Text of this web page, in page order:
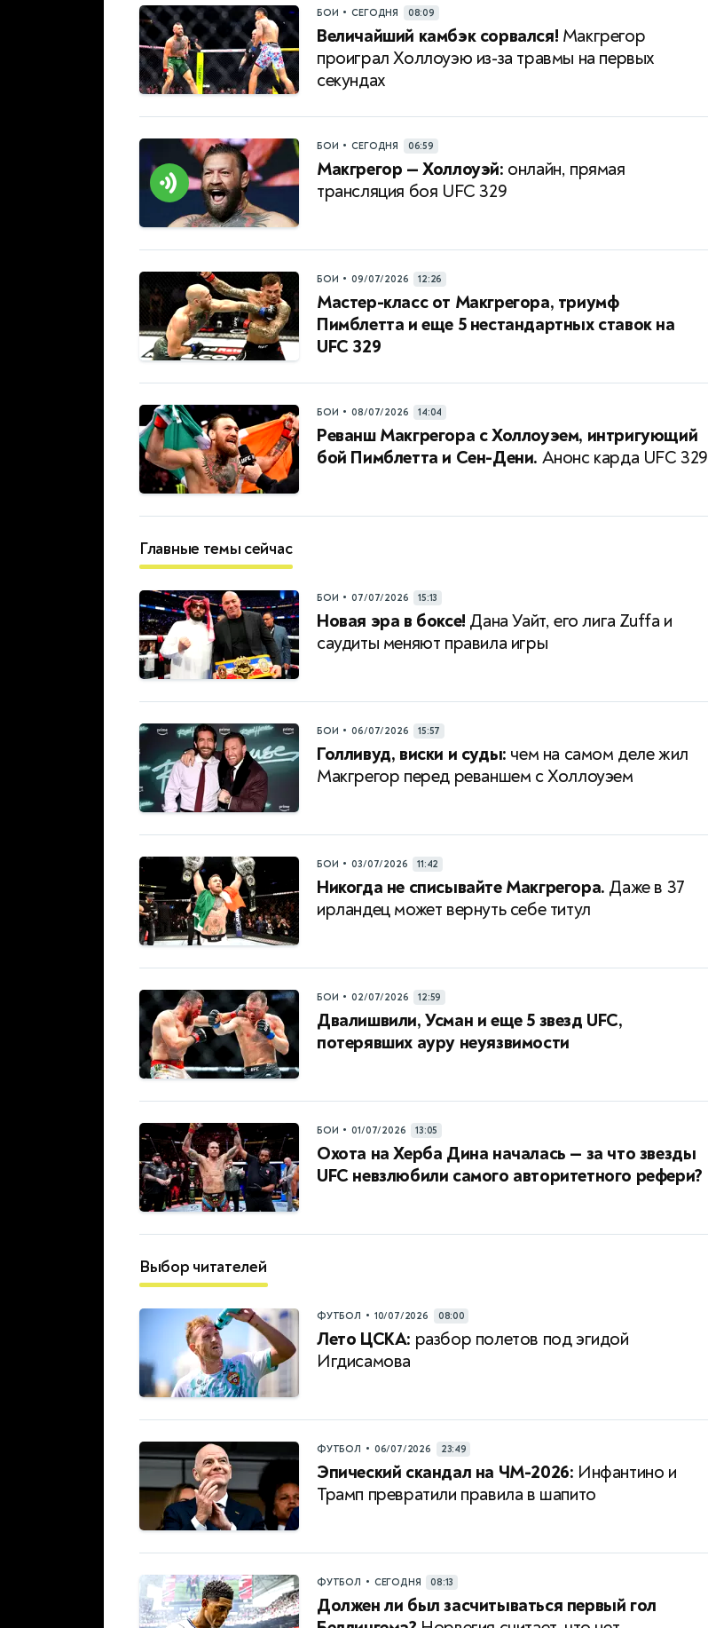
БОИ • СЕГОДНЯ 08:09
Величайший камбэк сорвался! Макгрегор
проиграл Холлоуэю из-за травмы на первых
секундах
БОИ • СЕГОДНЯ 06:59
Макгрегор — Холлоуэй: онлайн, прямая
трансляция боя UFC 329
БОИ • 09/07/2026 12:26
Мастер-класс от Макгрегора, триумф
Пимблетта и еще 5 нестандартных ставок на
UFC 329
БОИ • 08/07/2026 14:04
Реванш Макгрегора с Холлоуэем, интригующий
бой Пимблетта и Сен-Дени. Анонс карда UFC 329
Главные темы сейчас
БОИ • 07/07/2026 15:13
Новая эра в боксе! Дана Уайт, его лига Zuffa и
саудиты меняют правила игры
БОИ • 06/07/2026 15:57
Голливуд, виски и суды: чем на самом деле жил
Макгрегор перед реваншем с Холлоуэем
БОИ • 03/07/2026 11:42
Никогда не списывайте Макгрегора. Даже в 37
ирландец может вернуть себе титул
БОИ • 02/07/2026 12:59
Двалишвили, Усман и еще 5 звезд UFC,
потерявших ауру неуязвимости
БОИ • 01/07/2026 13:05
Охота на Херба Дина началась — за что звезды
UFC невзлюбили самого авторитетного рефери?
Выбор читателей
ФУТБОЛ • 10/07/2026 08:00
Лето ЦСКА: разбор полетов под эгидой
Игдисамова
ФУТБОЛ • 06/07/2026 23:49
Эпический скандал на ЧМ-2026: Инфантино и
Трамп превратили правила в шапито
ФУТБОЛ • СЕГОДНЯ 08:13
Должен ли был засчитываться первый гол